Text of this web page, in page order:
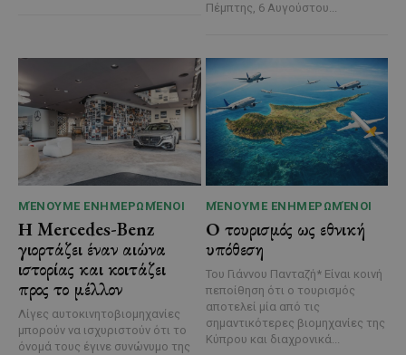
Πέμπτης, 6 Αυγούστου...
ΜΈΝΟΥΜΕ ΕΝΗΜΕΡΩΜΈΝΟΙ
Η Mercedes-Benz
γιορτάζει έναν αιώνα
ιστορίας και κοιτάζει
προς το μέλλον
Λίγες αυτοκινητοβιομηχανίες
μπορούν να ισχυριστούν ότι το
όνομά τους έγινε συνώνυμο της
ΜΈΝΟΥΜΕ ΕΝΗΜΕΡΩΜΈΝΟΙ
Ο τουρισμός ως εθνική
υπόθεση
Του Γιάννου Πανταζή* Είναι κοινή
πεποίθηση ότι ο τουρισμός
αποτελεί μία από τις
σημαντικότερες βιομηχανίες της
Κύπρου και διαχρονικά...